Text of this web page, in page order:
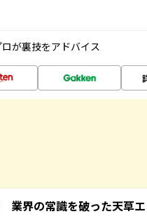
が裏技をアドバイス
業界の常識を破った天草